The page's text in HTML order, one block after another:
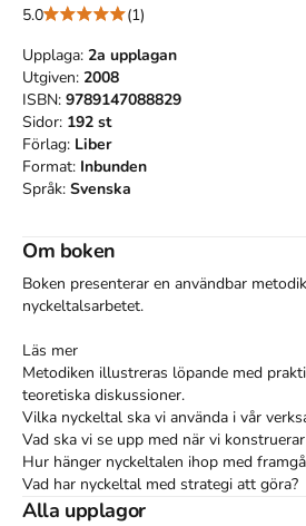
5.0
(1)
Upplaga: 2a upplagan
Utgiven: 2008
ISBN: 9789147088829
Sidor: 192 st
Förlag: Liber
Format: Inbunden
Språk: Svenska
Om boken
Boken presenterar en användbar
nyckeltalsarbetet.
Läs mer
Metodiken illustreras löpande med
teoretiska diskussioner.
Vilka nyckeltal ska vi använda i vår
Vad ska vi se upp med när vi
Hur hänger nyckeltalen ihop med
Vad har nyckeltal med strategi att göra?
Den tredje upplagan är allmänt
Alla upplagor